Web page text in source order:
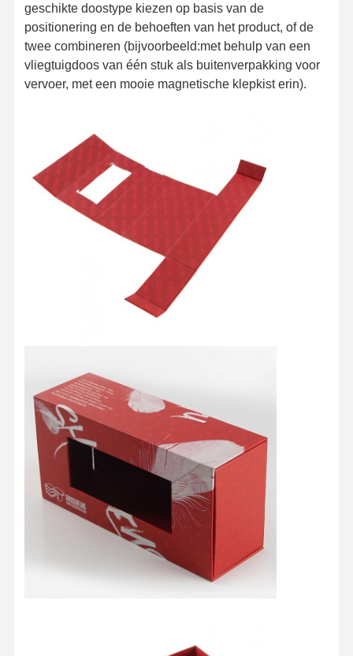
Producten Over Ons
Cosmetische verpakkingsdoos
Voedselverpakkingsdoos
verpakking voor kleding op maat
Elektronische product verpakking
Papieren cadeaubon
geschikte doostype kiezen op basis van de
positionering en de behoeften van het product, of de
twee combineren (bijvoorbeeld:met behulp van een
vliegtuigdoos van één stuk als buitenverpakking voor
vervoer, met een mooie magnetische klepkist erin).